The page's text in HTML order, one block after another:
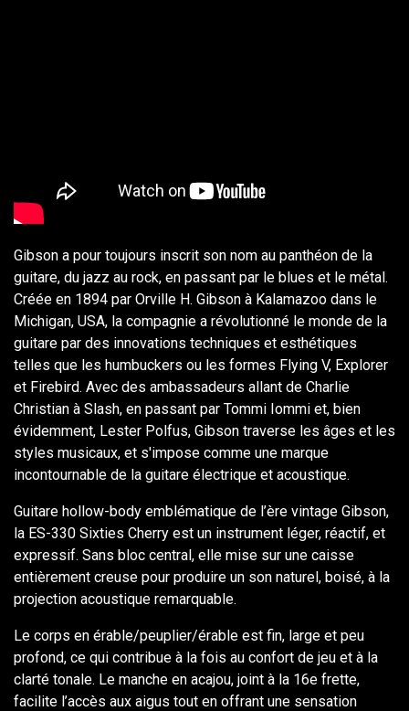
Gibson a pour toujours inscrit son nom au panthéon de la
guitare, du jazz au rock, en passant par le blues et le métal.
Créée en 1894 par Orville H. Gibson à Kalamazoo dans le
Michigan, USA, la compagnie a révolutionné le monde de la
guitare par des innovations techniques et esthétiques
telles que les humbuckers ou les formes Flying V, Explorer
et Firebird. Avec des ambassadeurs allant de Charlie
Christian à Slash, en passant par Tommi Iommi et, bien
évidemment, Lester Polfus, Gibson traverse les âges et les
styles musicaux, et s'impose comme une marque
incontournable de la guitare électrique et acoustique.
Guitare hollow-body emblématique de l’ère vintage Gibson,
la ES-330 Sixties Cherry est un instrument léger, réactif, et
expressif. Sans bloc central, elle mise sur une caisse
entièrement creuse pour produire un son naturel, boisé, à la
projection acoustique remarquable.
Le corps en érable/peuplier/érable est fin, large et peu
profond, ce qui contribue à la fois au confort de jeu et à la
clarté tonale. Le manche en acajou, joint à la 16e frette,
facilite l’accès aux aigus tout en offrant une sensation